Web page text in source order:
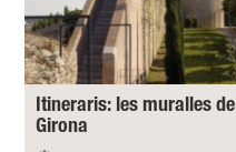
Itineraris: les muralles de
Girona